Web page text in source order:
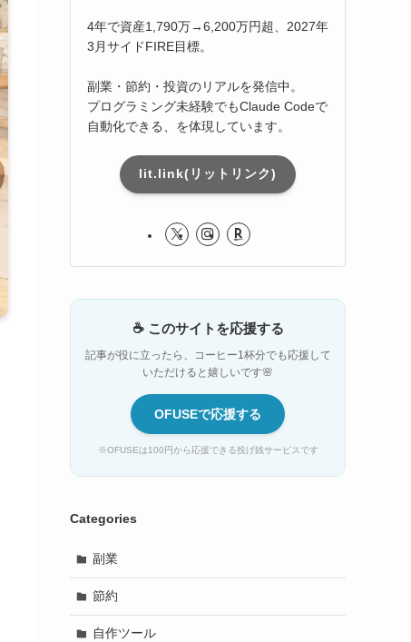
4年で資産1,790万→6,200万円超、2027年
3月サイドFIRE目標。
副業・節約・投資のリアルを発信中。
プログラミング未経験でもClaude Codeで
自動化できる、を体現しています。
lit.link(リットリンク)
☕ このサイトを応援する
記事が役に立ったら、コーヒー1杯分でも応援して
いただけると嬉しいです🌸
OFUSEで応援する
※OFUSEは100円から応援できる投げ銭サービスです
Categories
副業
節約
自作ツール